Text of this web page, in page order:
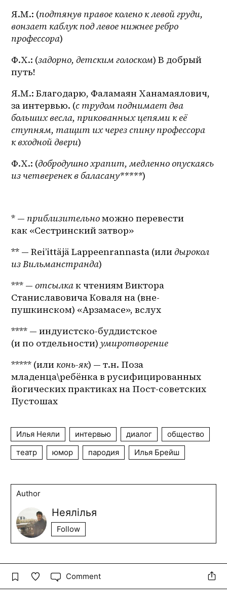
Я.М.: (подтянув правое колено к левой груди,
вонзает каблук под левое нижнее ребро
профессора)
Ф.Х.: (задорно, детским голоском) В добрый
путь!
Я.М.: Благодарю, Фаламаян Ханамаялович,
за интервью. (с трудом поднимает два
больших весла, прикованных цепями к её
ступням, тащит их через спину профессора
к входной двери)
Ф.Х.: (добродушно храпит, медленно опускаясь
из четверенек в баласану*****)
* — приблизительно можно перевести
как «Сестринский затвор»
** — Rei’ittäjä Lappeenrannasta (или дырокол
из Вильманстранда)
*** — отсылка к чтениям Виктора
Станиславовича Коваля на (вне-
пушкинском) «Арзамасе», вслух
**** — индуистско-буддистское
(и по отдельности) умиротворение
***** (или конь-як) — т.н. Поза
младенца\ребёнка в русифицированных
йогических практиках на Пост-советских
Пустошах
Илья Неяли интервью диалог
общество
театр
юмор пародия Илья Брейш
Author
Неялілья
Follow
Comment